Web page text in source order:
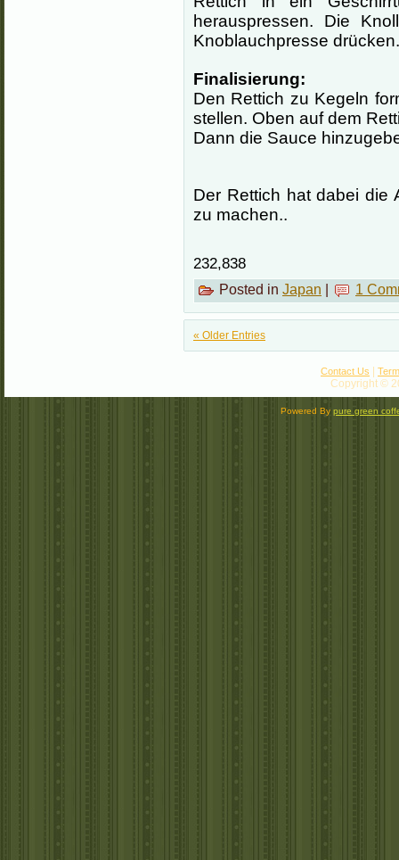
herauspressen. Die
Knoblauchpresse drücken.
Finalisierung:
Den Rettich zu Kegeln
stellen. Oben auf dem
Dann die Sauce
Der Rettich hat dabei die
zu machen..
232,838
Posted in Japan 1
« Older Entries
Contact Us
Copyright ©
Powered By pure green